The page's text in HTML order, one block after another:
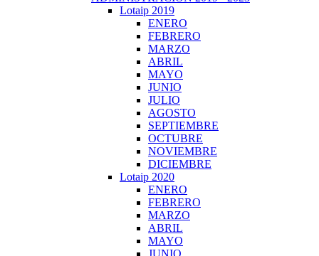
Lotaip 2019
ENERO
FEBRERO
MARZO
ABRIL
MAYO
JUNIO
JULIO
AGOSTO
SEPTIEMBRE
OCTUBRE
NOVIEMBRE
DICIEMBRE
Lotaip 2020
ENERO
FEBRERO
MARZO
ABRIL
MAYO
JUNIO